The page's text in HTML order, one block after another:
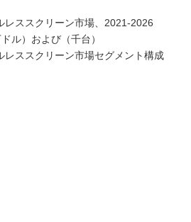
レススクリーン市場、2021-2026
ル）および（千台）
レススクリーン市場セグメント構成